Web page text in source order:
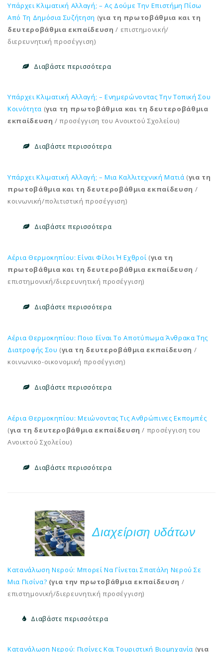
Υπάρχει Κλιματική Αλλαγή; – Ας Δούμε Την Επιστήμη Πίσω
Από Τη Δημόσια Συζήτηση (για τη πρωτοβάθμια και τη
δευτεροβάθμια εκπαίδευση / επιστημονική/
διερευνητική προσέγγιση)
Διαβάστε περισσότερα
Υπάρχει Κλιματική Αλλαγή; – Ενημερώνοντας Την Τοπική Σου
Κοινότητα (για τη πρωτοβάθμια και τη δευτεροβάθμια
εκπαίδευση / προσέγγιση του Ανοικτού Σχολείου)
Διαβάστε περισσότερα
Υπάρχει Κλιματική Αλλαγή; – Μια Καλλιτεχνική Ματιά (για τη
πρωτοβάθμια και τη δευτεροβάθμια εκπαίδευση /
κοινωνική/πολιτιστική προσέγγιση)
Διαβάστε περισσότερα
Αέρια Θερμοκηπίου: Είναι Φίλοι Ή Εχθροί (για τη
πρωτοβάθμια και τη δευτεροβάθμια εκπαίδευση /
επιστημονική/διερευνητική προσέγγιση)
Διαβάστε περισσότερα
Αέρια Θερμοκηπίου: Ποιο Είναι Το Αποτύπωμα Άνθρακα Της
Διατροφής Σου (για τη δευτεροβάθμια εκπαίδευση /
κοινωνικο-οικονομική προσέγγιση)
Διαβάστε περισσότερα
Αέρια Θερμοκηπίου: Μειώνοντας Τις Ανθρώπινες Εκπομπές
(για τη δευτεροβάθμια εκπαίδευση / προσέγγιση του
Ανοικτού Σχολείου)
Διαβάστε περισσότερα
Διαχείριση υδάτων
Κατανάλωση Νερού: Μπορεί Να Γίνεται Σπατάλη Νερού Σε
Μια Πισίνα? (για την πρωτοβάθμια εκπαίδευση /
επιστημονική/διερευνητική προσέγγιση)
Διαβάστε περισσότερα
Κατανάλωση Νερού: Πισίνες Και Τουριστική Βιομηχανία (για